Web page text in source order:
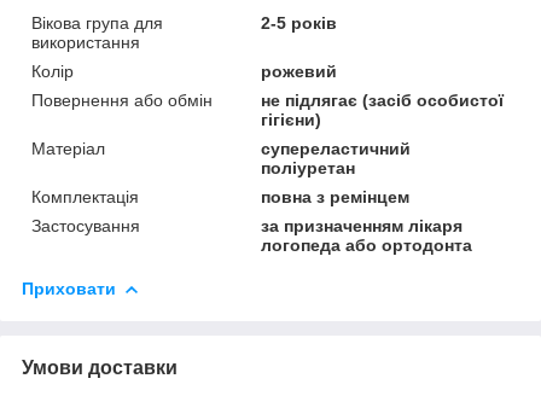
Вікова група для
використання
2-5 років
Колір
рожевий
Повернення або обмін
не підлягає (засіб особистої
гігієни)
Матеріал
супереластичний
поліуретан
Комплектація
повна з ремінцем
Застосування
за призначенням лікаря
логопеда або ортодонта
Приховати
Умови доставки